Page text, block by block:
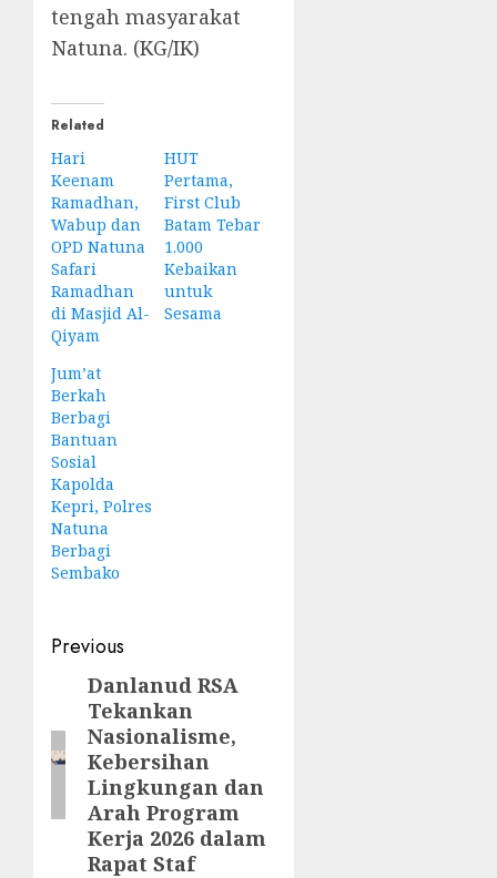
tengah masyarakat
Natuna. (KG/IK)
Related
Hari
Keenam
Ramadhan,
Wabup dan
OPD Natuna
Safari
Ramadhan
di Masjid Al-
Qiyam
HUT
Pertama,
First Club
Batam Tebar
1.000
Kebaikan
untuk
Sesama
Jum’at
Berkah
Berbagi
Bantuan
Sosial
Kapolda
Kepri, Polres
Natuna
Berbagi
Sembako
Post
navigation
Previous
Previous
post:
Danlanud RSA
Tekankan
Nasionalisme,
Kebersihan
Lingkungan dan
Arah Program
Kerja 2026 dalam
Rapat Staf